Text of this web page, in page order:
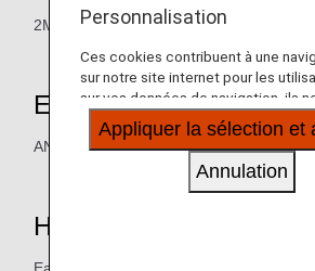
2Mile per 100Baht Spent
Eligible Members
ANA Mileage Club member
How to Earn Miles
Personnalisation
Ces cookies contribuent à une
sur notre site internet pour les
sur vos données de navigation, ils
permettent de fournir du contenu
à vos intérêts personnels à travers
Appliquer la sélection et
Annulation